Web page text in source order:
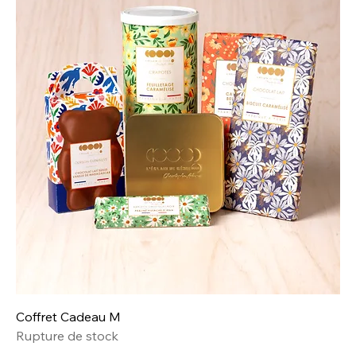
Coffret Cadeau M
Rupture de stock